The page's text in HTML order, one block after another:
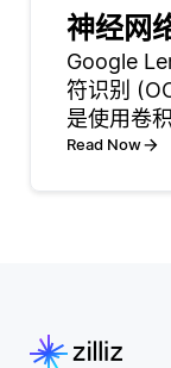
是依赖集
服务器。
近性减少
迟，使得
助手和聊
人等应用中
神经网
Google
符识别
是使用卷
检测对象
Read Now